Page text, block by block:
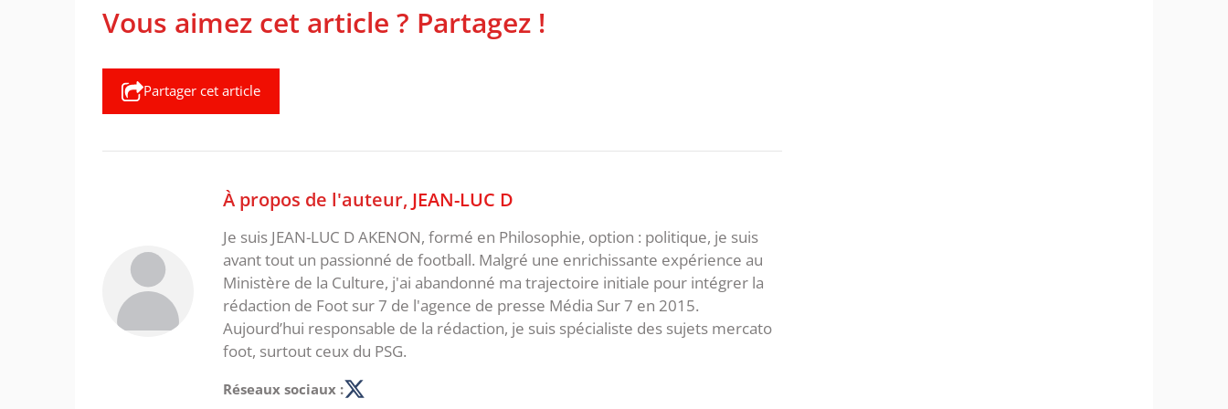
Vous aimez cet article ? Partagez !
Partager cet article
À propos de l'auteur, JEAN-LUC D
Je suis JEAN-LUC D AKENON, formé en Philosophie, option : politique, je suis
avant tout un passionné de football. Malgré une enrichissante expérience au
Ministère de la Culture, j'ai abandonné ma trajectoire initiale pour intégrer la
rédaction de Foot sur 7 de l'agence de presse Média Sur 7 en 2015.
Aujourd’hui responsable de la rédaction, je suis spécialiste des sujets mercato
foot, surtout ceux du PSG.
Réseaux sociaux :